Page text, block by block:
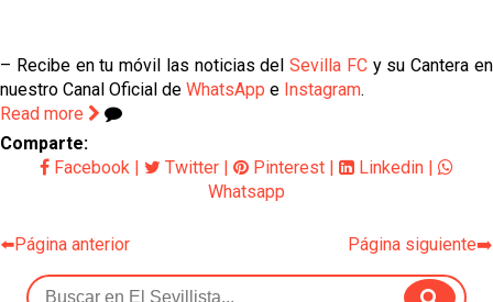
– Recibe en tu móvil las noticias delSevilla FCy su Cantera en
nuestro Canal Oficial de WhatsApp e Instagram.
Read more
Comparte:
Facebook
Twitter Pinterest Linkedin
Whatsapp
⬅️Página anterior Página siguiente➡️